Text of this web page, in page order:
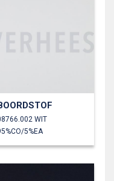
WIT
5%EA